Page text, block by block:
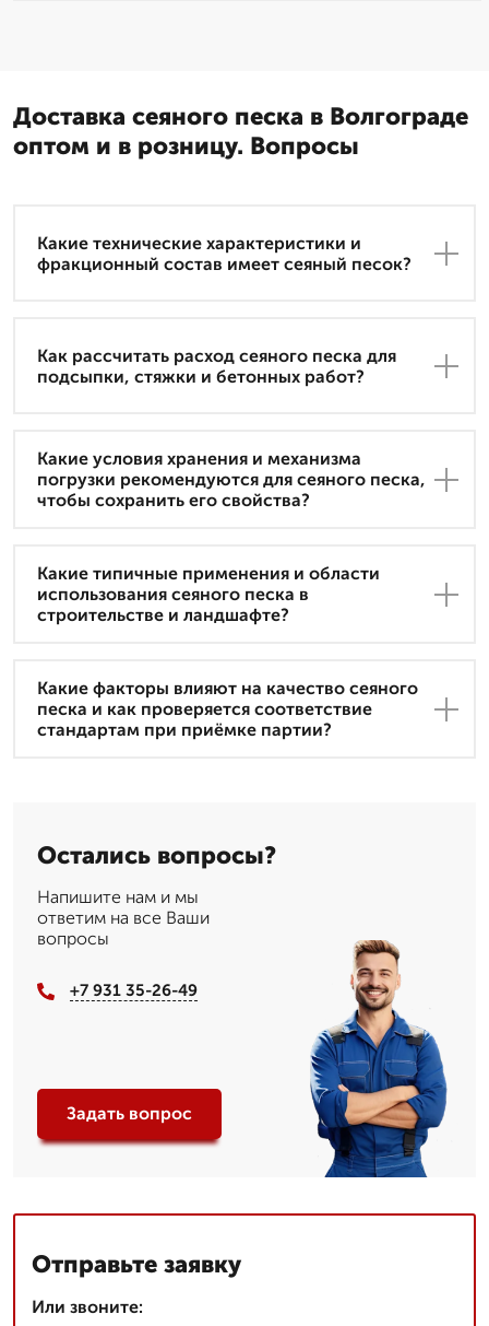
Доставка сеяного песка в Волгограде
оптом и в розницу. Вопросы
Какие технические характеристики и
фракционный состав имеет сеяный песок?
Как рассчитать расход сеяного песка для
подсыпки, стяжки и бетонных работ?
Какие условия хранения и механизма
погрузки рекомендуются для сеяного песка,
чтобы сохранить его свойства?
Какие типичные применения и области
использования сеяного песка в
строительстве и ландшафте?
Какие факторы влияют на качество сеяного
песка и как проверяется соответствие
стандартам при приёмке партии?
Остались вопросы?
Напишите нам и мы
ответим на все Ваши
вопросы
+7 931 35-26-49
Задать вопрос
Отправьте заявку
Или звоните: